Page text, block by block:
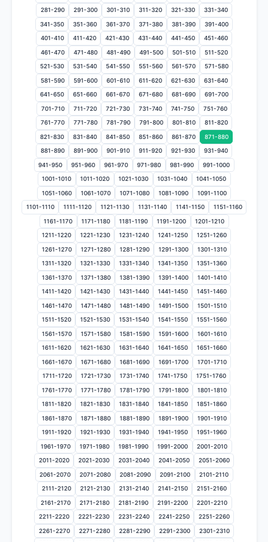
281-290 291-300 301-310 311-320 321-330 331-340
341-350 351-360 361-370 371-380 381-390 391-400
401-410 411-420 421-430 431-440 441-450 451-460
461-470 471-480 481-490 491-500 501-510 511-520
521-530 531-540 541-550 551-560 561-570 571-580
581-590 591-600 601-610 611-620 621-630 631-640
641-650 651-660 661-670 671-680 681-690 691-700
701-710 711-720 721-730 731-740 741-750 751-760
761-770 771-780 781-790 791-800 801-810 811-820
821-830 831-840 841-850 851-860 861-870 871-880
881-890 891-900 901-910 911-920 921-930 931-940
941-950 951-960 961-970 971-980 981-990 991-1000
1001-1010 1011-1020 1021-1030 1031-1040 1041-1050
1051-1060 1061-1070 1071-1080 1081-1090 1091-1100
1101-1110 1111-1120 1121-1130 1131-1140 1141-1150 1151-1160
1161-1170 1171-1180 1181-1190 1191-1200 1201-1210
1211-1220 1221-1230 1231-1240 1241-1250 1251-1260
1261-1270 1271-1280 1281-1290 1291-1300 1301-1310
1311-1320 1321-1330 1331-1340 1341-1350 1351-1360
1361-1370 1371-1380 1381-1390 1391-1400 1401-1410
1411-1420 1421-1430 1431-1440 1441-1450 1451-1460
1461-1470 1471-1480 1481-1490 1491-1500 1501-1510
1511-1520 1521-1530 1531-1540 1541-1550 1551-1560
1561-1570 1571-1580 1581-1590 1591-1600 1601-1610
1611-1620 1621-1630 1631-1640 1641-1650 1651-1660
1661-1670 1671-1680 1681-1690 1691-1700 1701-1710
1711-1720 1721-1730 1731-1740 1741-1750 1751-1760
1761-1770 1771-1780 1781-1790 1791-1800 1801-1810
1811-1820 1821-1830 1831-1840 1841-1850 1851-1860
1861-1870 1871-1880 1881-1890 1891-1900 1901-1910
1911-1920 1921-1930 1931-1940 1941-1950 1951-1960
1961-1970 1971-1980 1981-1990 1991-2000 2001-2010
2011-2020 2021-2030 2031-2040 2041-2050 2051-2060
2061-2070 2071-2080 2081-2090 2091-2100 2101-2110
2111-2120 2121-2130 2131-2140 2141-2150 2151-2160
2161-2170 2171-2180 2181-2190 2191-2200 2201-2210
2211-2220 2221-2230 2231-2240 2241-2250 2251-2260
2261-2270 2271-2280 2281-2290 2291-2300 2301-2310